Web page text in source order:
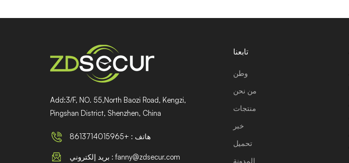
Add:3/F, NO. 55,North Baozi Road, Kengzi,
Pingshan District, Shenzhen, China
هاتف : +8613714015965
بريد إلكتروني : fanny@zdsecur.com
تابعنا
وطن
من نحن
منتجات
خبر
تحميل
المدونة